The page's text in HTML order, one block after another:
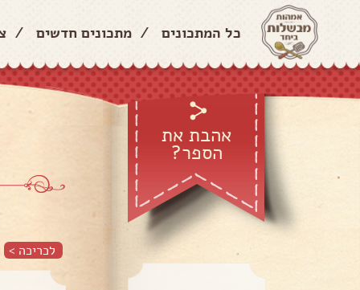
כל המתכונים / מתכונים חדשים /
אהבת את
הספר?
לכריכה >